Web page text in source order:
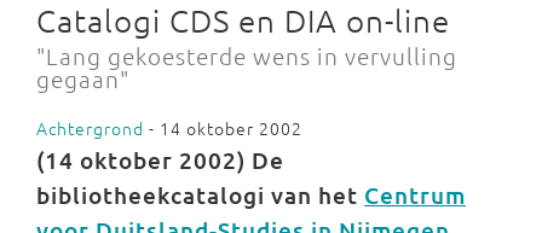
Catalogi CDS en DIA on-line
"Lang gekoesterde wens in vervulling
gegaan"
Achtergrond - 14 oktober 2002
(14 oktober 2002) De
bibliotheekcatalogi van het Centrum